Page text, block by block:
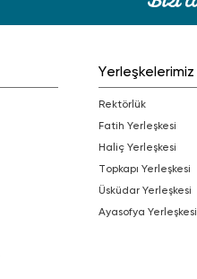
Yerleşkelerimiz
Rektörlük
Fatih Yerleşkesi
Haliç Yerleşkesi
Topkapı Yerleşkesi
Üsküdar Yerleşkesi
Ayasofya Yerleşkesi